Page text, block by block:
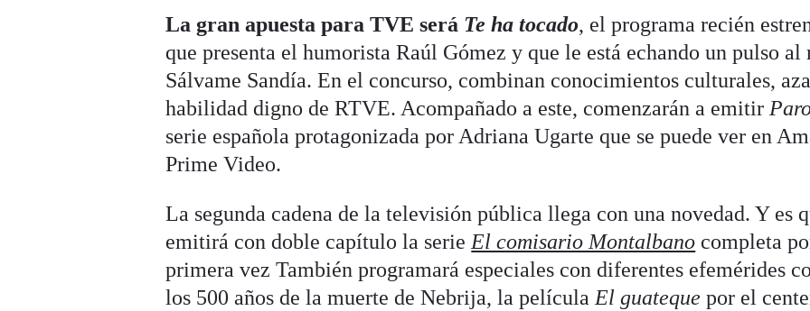
La gran apuesta para TVE será Te ha tocado, el programa recién
que presenta el humorista Raúl Gómez y que le está echando un pulso al
Sálvame Sandía. En el concurso, combinan conocimientos culturales,
habilidad digno de RTVE. Acompañado a este, comenzarán a emitir
serie española protagonizada por Adriana Ugarte que se puede ver en
Prime Video.
La segunda cadena de la televisión pública llega con una novedad. Y es
emitirá con doble capítulo la serieEl comisario Montalbano completa
primera vez También programará especiales con diferentes efemérides
los 500 años de la muerte de Nebrija, la películaEl guateque por el